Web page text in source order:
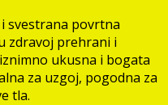
svestrana povrtna
zdravoj prehrani i
ukusna i bogata
za uzgoj, pogodna za
tla.